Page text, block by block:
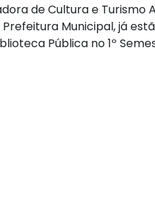
de Cultura e Turismo
Municipal, já
Pública no 1º